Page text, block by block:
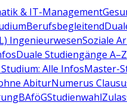
& IT-Management
Berufsbegleitend
IngenieurwesenSoziale
Duale Studiengänge A–Z
Alle InfosMaster-
AbiturNumerus
BAföGStudienwahl